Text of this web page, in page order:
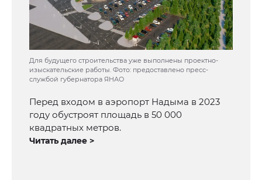
Для будущего строительства уже выполнены проектно-
изыскательские работы. Фото: предоставлено пресс-
службой губернатора ЯНАО
Перед входом в аэропорт Надыма в 2023
году обустроят площадь в 50 000
квадратных метров.
Читать далее >